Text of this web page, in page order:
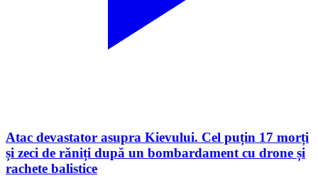
Atac devastator asupra Kievului. Cel puțin 17 morți
și zeci de răniți după un bombardament cu drone și
rachete balistice